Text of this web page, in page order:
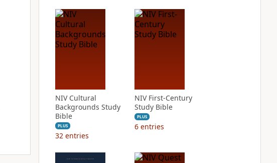
NIV Cultural
Backgrounds Study
Bible
PLUS
32 entries
NIV First-Century
Study Bible
PLUS
6 entries